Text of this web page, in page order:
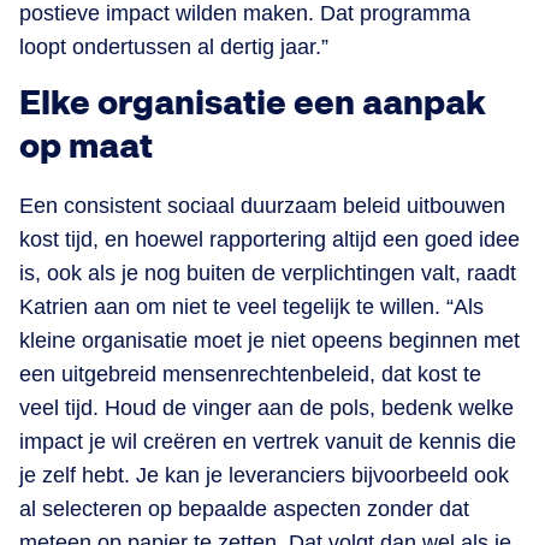
postieve impact wilden maken. Dat programma
loopt ondertussen al dertig jaar.”
Elke organisatie een aanpak
op maat
Een consistent sociaal duurzaam beleid uitbouwen
kost tijd, en hoewel rapportering altijd een goed idee
is, ook als je nog buiten de verplichtingen valt, raadt
Katrien aan om niet te veel tegelijk te willen. “Als
kleine organisatie moet je niet opeens beginnen met
een uitgebreid mensenrechtenbeleid, dat kost te
veel tijd. Houd de vinger aan de pols, bedenk welke
impact je wil creëren en vertrek vanuit de kennis die
je zelf hebt. Je kan je leveranciers bijvoorbeeld ook
al selecteren op bepaalde aspecten zonder dat